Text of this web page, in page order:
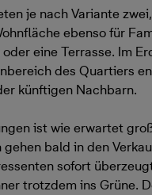
je nach Variante
ebenso für
eine Terrasse. Im
des Quartiers
künftigen Nachbarn.
ist wie erwartet
bald in den
sofort
trotzdem ins Grüne.